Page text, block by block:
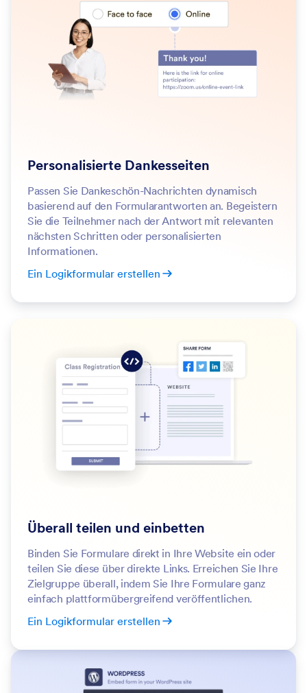
Personalisierte Dankesseiten
Passen Sie Dankeschön-Nachrichten dynamisch
basierend auf den Formularantworten an. Begeistern
Sie die Teilnehmer nach der Antwort mit relevanten
nächsten Schritten oder personalisierten
Informationen.
Ein Logikformular erstellen
Überall teilen und einbetten
Binden Sie Formulare direkt in Ihre Website ein oder
teilen Sie diese über direkte Links. Erreichen Sie Ihre
Zielgruppe überall, indem Sie Ihre Formulare ganz
einfach plattformübergreifend veröffentlichen.
Ein Logikformular erstellen